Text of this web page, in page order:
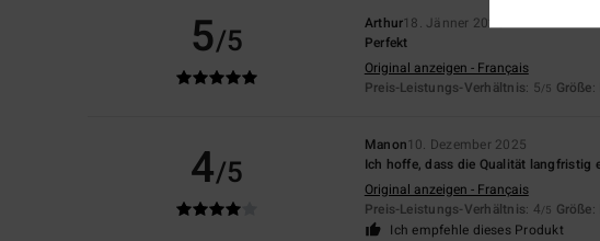
5/5 Arthur18. Jänner 2026
Perfekt
Original anzeigen - Français
Preis-Leistungs-Verhältnis: 5/5 Größe:
4/5
Manon10. Dezember 2025
Ich hoffe, dass die Qualität langfristig
Original anzeigen - Français
Preis-Leistungs-Verhältnis: 4/5 Größe:
Ich empfehle dieses Produkt